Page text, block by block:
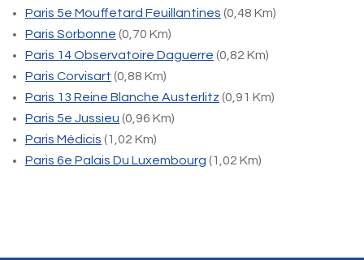
Paris 5e Mouffetard Feuillantines (0,48 Km)
Paris Sorbonne (0,70 Km)
Paris 14 Observatoire Daguerre (0,82 Km)
Paris Corvisart (0,88 Km)
Paris 13 Reine Blanche Austerlitz (0,91 Km)
Paris 5e Jussieu (0,96 Km)
Paris Médicis (1,02 Km)
Paris 6e Palais Du Luxembourg (1,02 Km)